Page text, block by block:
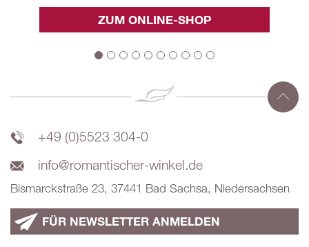
ZUM ONLINE-SHOP
+49 (0)5523 304-0
info@romantischer-winkel.de
Bismarckstraße 23, 37441 Bad Sachsa, Niedersachsen
FÜR NEWSLETTER ANMELDEN